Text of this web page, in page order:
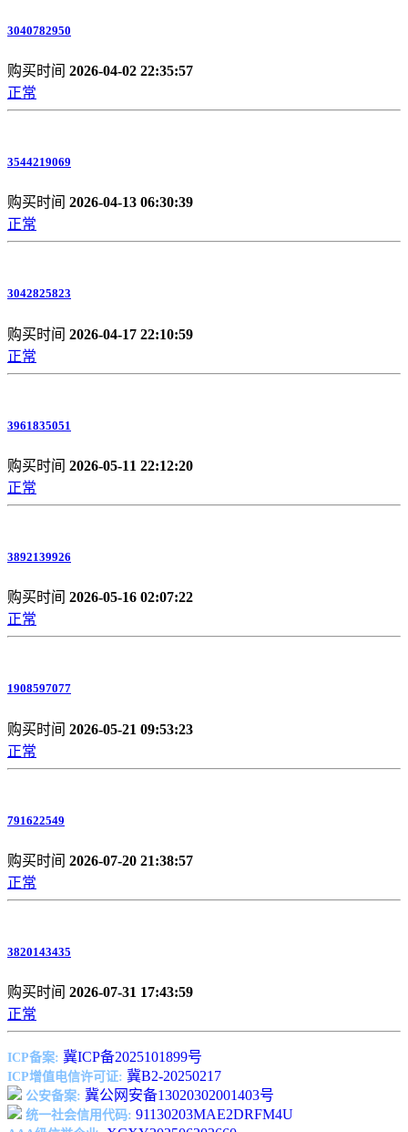
3040782950
购买时间 2026-04-02 22:35:57
正常
3544219069
购买时间 2026-04-13 06:30:39
正常
3042825823
购买时间 2026-04-17 22:10:59
正常
3961835051
购买时间 2026-05-11 22:12:20
正常
3892139926
购买时间 2026-05-16 02:07:22
正常
1908597077
购买时间 2026-05-21 09:53:23
正常
791622549
购买时间 2026-07-20 21:38:57
正常
3820143435
购买时间 2026-07-31 17:43:59
正常
ICP备案: 冀ICP备2025101899号
ICP增值电信许可证: 冀B2-20250217
公安备案: 冀公网安备13020302001403号
统一社会信用代码: 91130203MAE2DRFM4U